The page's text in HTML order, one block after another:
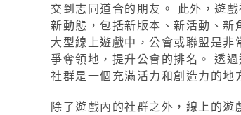
交到志同道合的朋友。 此外，遊
新動態，包括新版本、新活動、
大型線上遊戲中，公會或聯盟是
爭奪領地，提升公會的排名。 透
社群是一個充滿活力和創造力的地
除了遊戲內的社群之外，線上的